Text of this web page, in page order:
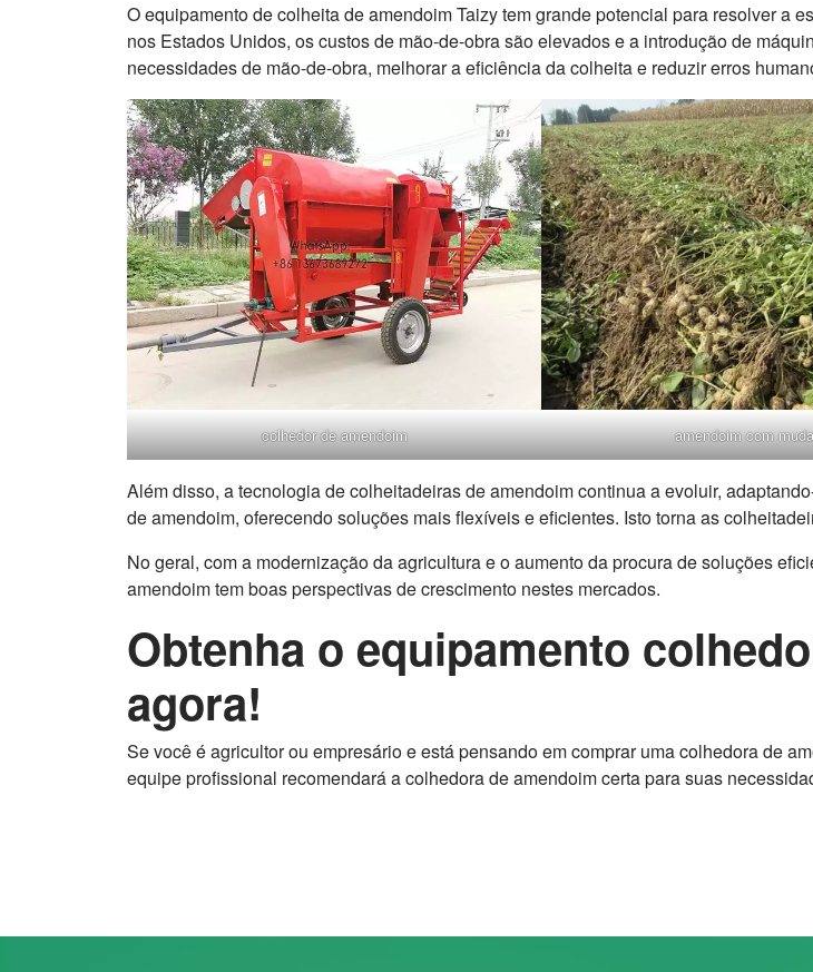
O equipamento de colheita de amendoim Taizy tem grande potencial para resolver a
nos Estados Unidos, os custos de mão-de-obra são elevados e a introdução de
necessidades de mão-de-obra, melhorar a eficiência da colheita e reduzir erros
colhedor de amendoim amendoim com
Além disso, a tecnologia de colheitadeiras de amendoim continua a evoluir,
de amendoim, oferecendo soluções mais flexíveis e eficientes. Isto torna as
No geral, com a modernização da agricultura e o aumento da procura de soluções
amendoim tem boas perspectivas de crescimento nestes mercados.
Obtenha o equipamento
agora!
Se você é agricultor ou empresário e está pensando em comprar uma colhedora de
equipe profissional recomendará a colhedora de amendoim certa para suas